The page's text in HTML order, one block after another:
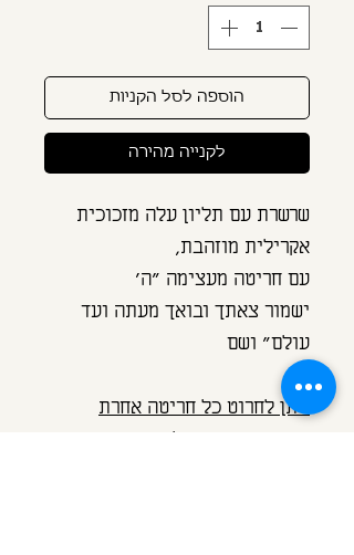
הוספה לסל הקניות
לקנייה מהירה
שרשרת עם תליון עלה מזכוכית
אקרילית מוזהבת,
עם חריטה מעצימה "ה'
ישמור צאתך ובואך מעתה ועד
עולם" ושם
ניתן לחרוט כל חריטה אחרת
בהתאמה אישית לשרשרת זו.